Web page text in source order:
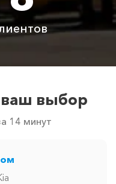
заказе.
выбор
14 минут